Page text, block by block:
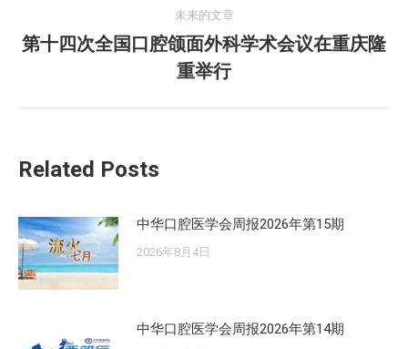
文
章：
未来的文章
未
来
的
第十四次全国口腔颌面外科学术会议在重庆隆
重举行
Related Posts
中华口腔医学会周报2026年第15期
2026年8月4日
中华口腔医学会周报2026年第14期